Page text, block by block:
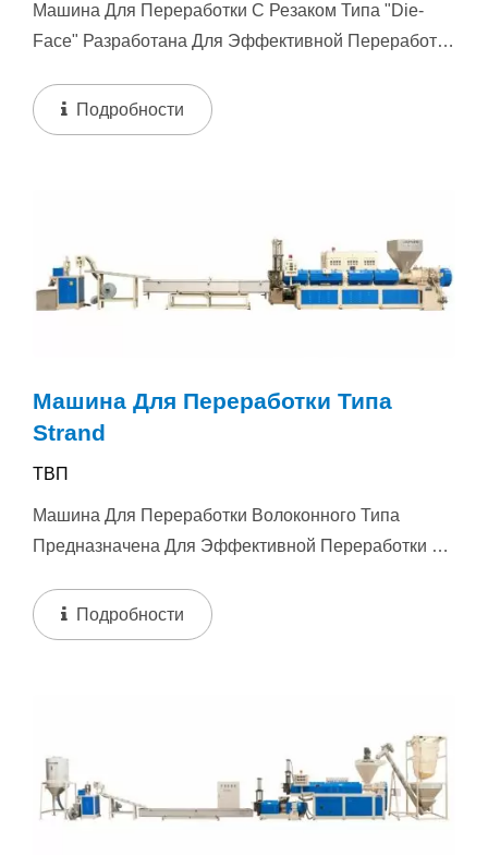
Машина Для Переработки С Резаком Типа "Die-
Face" Разработана Для Эффективной Переработки
Подробности
Машина Для Переработки Типа
Strand
ТВП
Машина Для Переработки Волоконного Типа
Предназначена Для Эффективной Переработки И
Подробности